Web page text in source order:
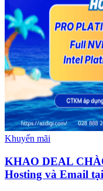
Khuyến mãi
KHAO DEAL
Hosting và Email